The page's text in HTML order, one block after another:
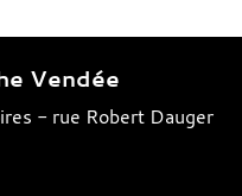
Vendée
- rue Robert Dauger